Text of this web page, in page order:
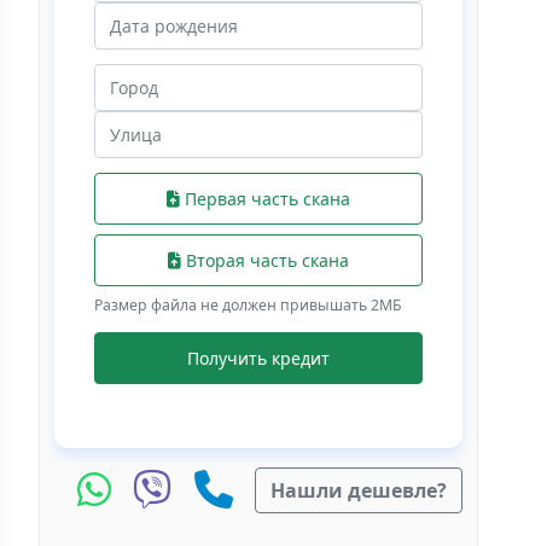
Первая часть скана
Вторая часть скана
Размер файла не должен привышать 2МБ
Получить кредит
Нашли дешевле?